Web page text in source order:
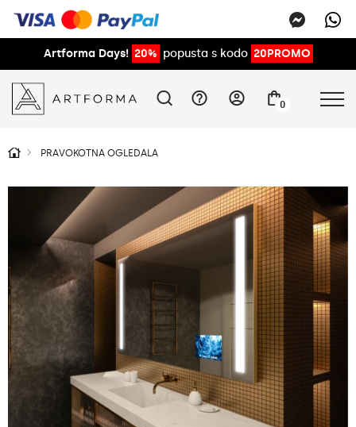
Artforma Days! 20% popusta s kodo 20PROMO
0
PRAVOKOTNA OGLEDALA